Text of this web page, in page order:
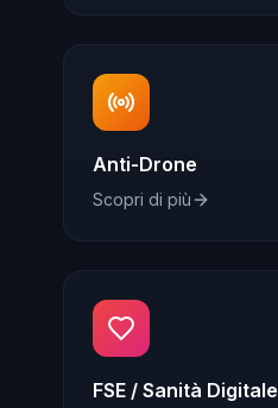
Anti-Drone
Scopri di più
FSE / Sanità Digitale